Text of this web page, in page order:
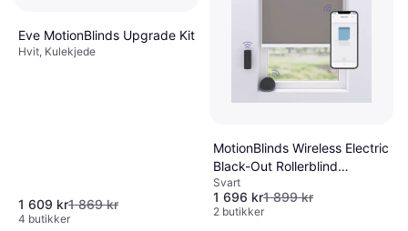
Eve MotionBlinds Upgrade Kit
Hvit, Kulekjede
1 609 kr1 869 kr
4 butikker
MotionBlinds Wireless Electric
Black-Out Rollerblind
120x190 cm Grey
Svart
1 696 kr1 899 kr
2 butikker